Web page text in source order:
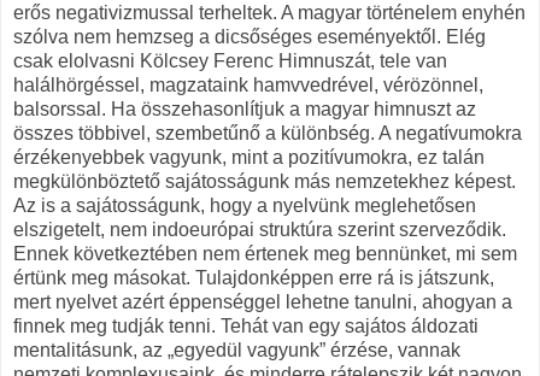
erős negativizmussal terheltek. A magyar történelem enyhén
szólva nem hemzseg a dicsőséges eseményektől. Elég
csak elolvasni Kölcsey Ferenc Himnuszát, tele van
halálhörgéssel, magzataink hamvvedrével, vérözönnel,
balsorssal. Ha összehasonlítjuk a magyar himnuszt az
összes többivel, szembetűnő a különbség. A negatívumokra
érzékenyebbek vagyunk, mint a pozitívumokra, ez talán
megkülönböztető sajátosságunk más nemzetekhez képest.
Az is a sajátosságunk, hogy a nyelvünk meglehetősen
elszigetelt, nem indoeurópai struktúra szerint szerveződik.
Ennek következtében nem értenek meg bennünket, mi sem
értünk meg másokat. Tulajdonképpen erre rá is játszunk,
mert nyelvet azért éppenséggel lehetne tanulni, ahogyan a
finnek meg tudják tenni. Tehát van egy sajátos áldozati
mentalitásunk, az „egyedül vagyunk” érzése, vannak